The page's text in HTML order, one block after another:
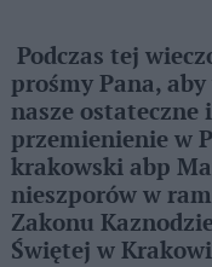
Podczas tej
prośmy Pana,
nasze ostateczne
przemienienie w
krakowski abp
nieszporów w
Zakonu
Świętej w